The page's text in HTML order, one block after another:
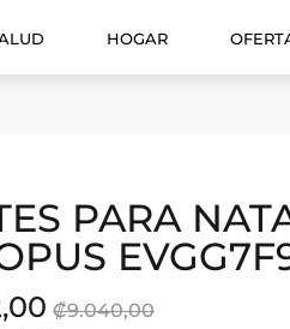
HOGAR
PARA
₡9.040,00